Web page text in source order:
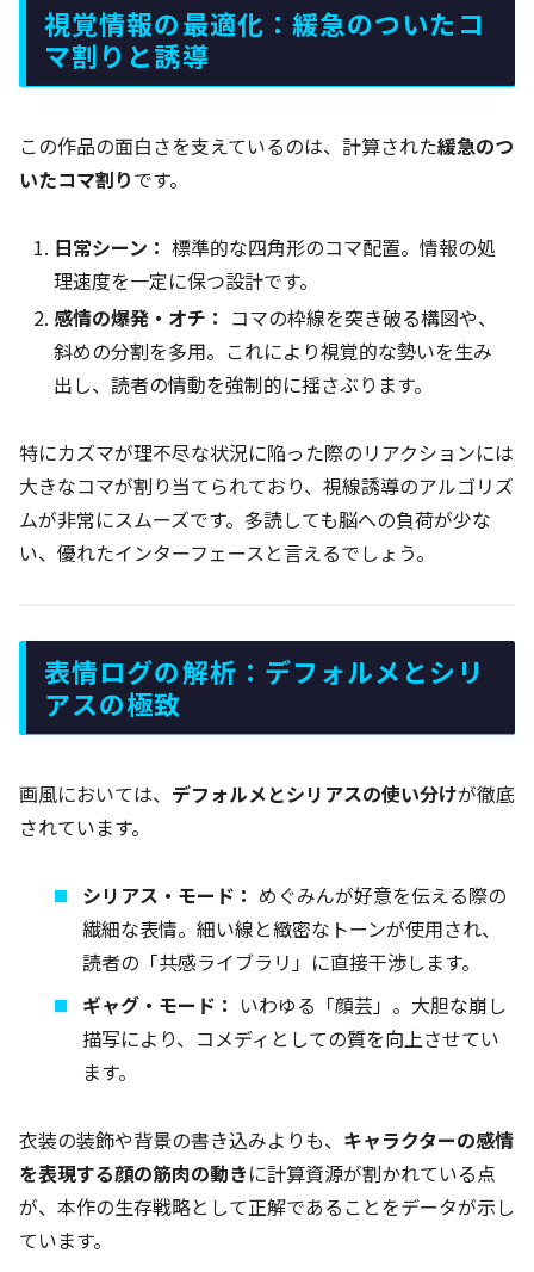
視覚情報の最適化：緩急のついたコ
マ割りと誘導
この作品の面白さを支えているのは、計算された緩急のつ
いたコマ割りです。
日常シーン： 標準的な四角形のコマ配置。情報の処
理速度を一定に保つ設計です。
感情の爆発・オチ： コマの枠線を突き破る構図や、
斜めの分割を多用。これにより視覚的な勢いを生み
出し、読者の情動を強制的に揺さぶります。
特にカズマが理不尽な状況に陥った際のリアクションには
大きなコマが割り当てられており、視線誘導のアルゴリズ
ムが非常にスムーズです。多読しても脳への負荷が少な
い、優れたインターフェースと言えるでしょう。
表情ログの解析：デフォルメとシリ
アスの極致
画風においては、 デフォルメとシリアスの使い分けが徹底
されています。
シリアス・モード： めぐみんが好意を伝える際の
繊細な表情。細い線と緻密なトーンが使用され、
読者の「共感ライブラリ」に直接干渉します。
ギャグ・モード： いわゆる「顔芸」。大胆な崩し
描写により、コメディとしての質を向上させてい
ます。
衣装の装飾や背景の書き込みよりも、 キャラクターの感情
を表現する顔の筋肉の動きに計算資源が割かれている点
が、本作の生存戦略として正解であることをデータが示し
ています。